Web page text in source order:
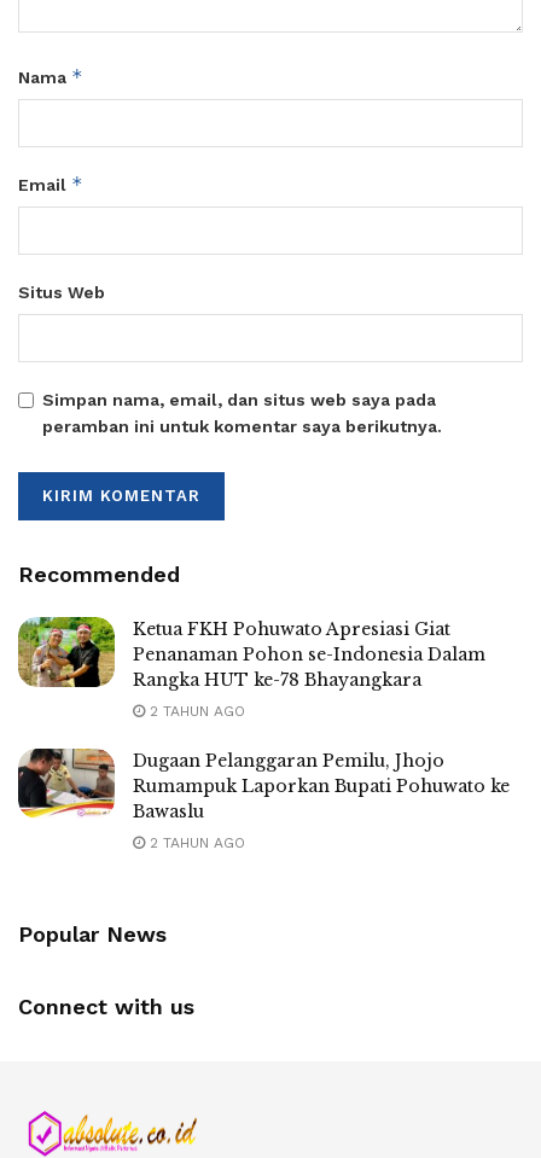
Nama *
Email *
Situs Web
Simpan nama, email, dan situs web saya pada
peramban ini untuk komentar saya berikutnya.
Recommended
Ketua FKH Pohuwato Apresiasi Giat
Penanaman Pohon se-Indonesia Dalam
Rangka HUT ke-78 Bhayangkara
2 TAHUN AGO
Dugaan Pelanggaran Pemilu, Jhojo
Rumampuk Laporkan Bupati Pohuwato ke
Bawaslu
2 TAHUN AGO
Popular News
Connect with us